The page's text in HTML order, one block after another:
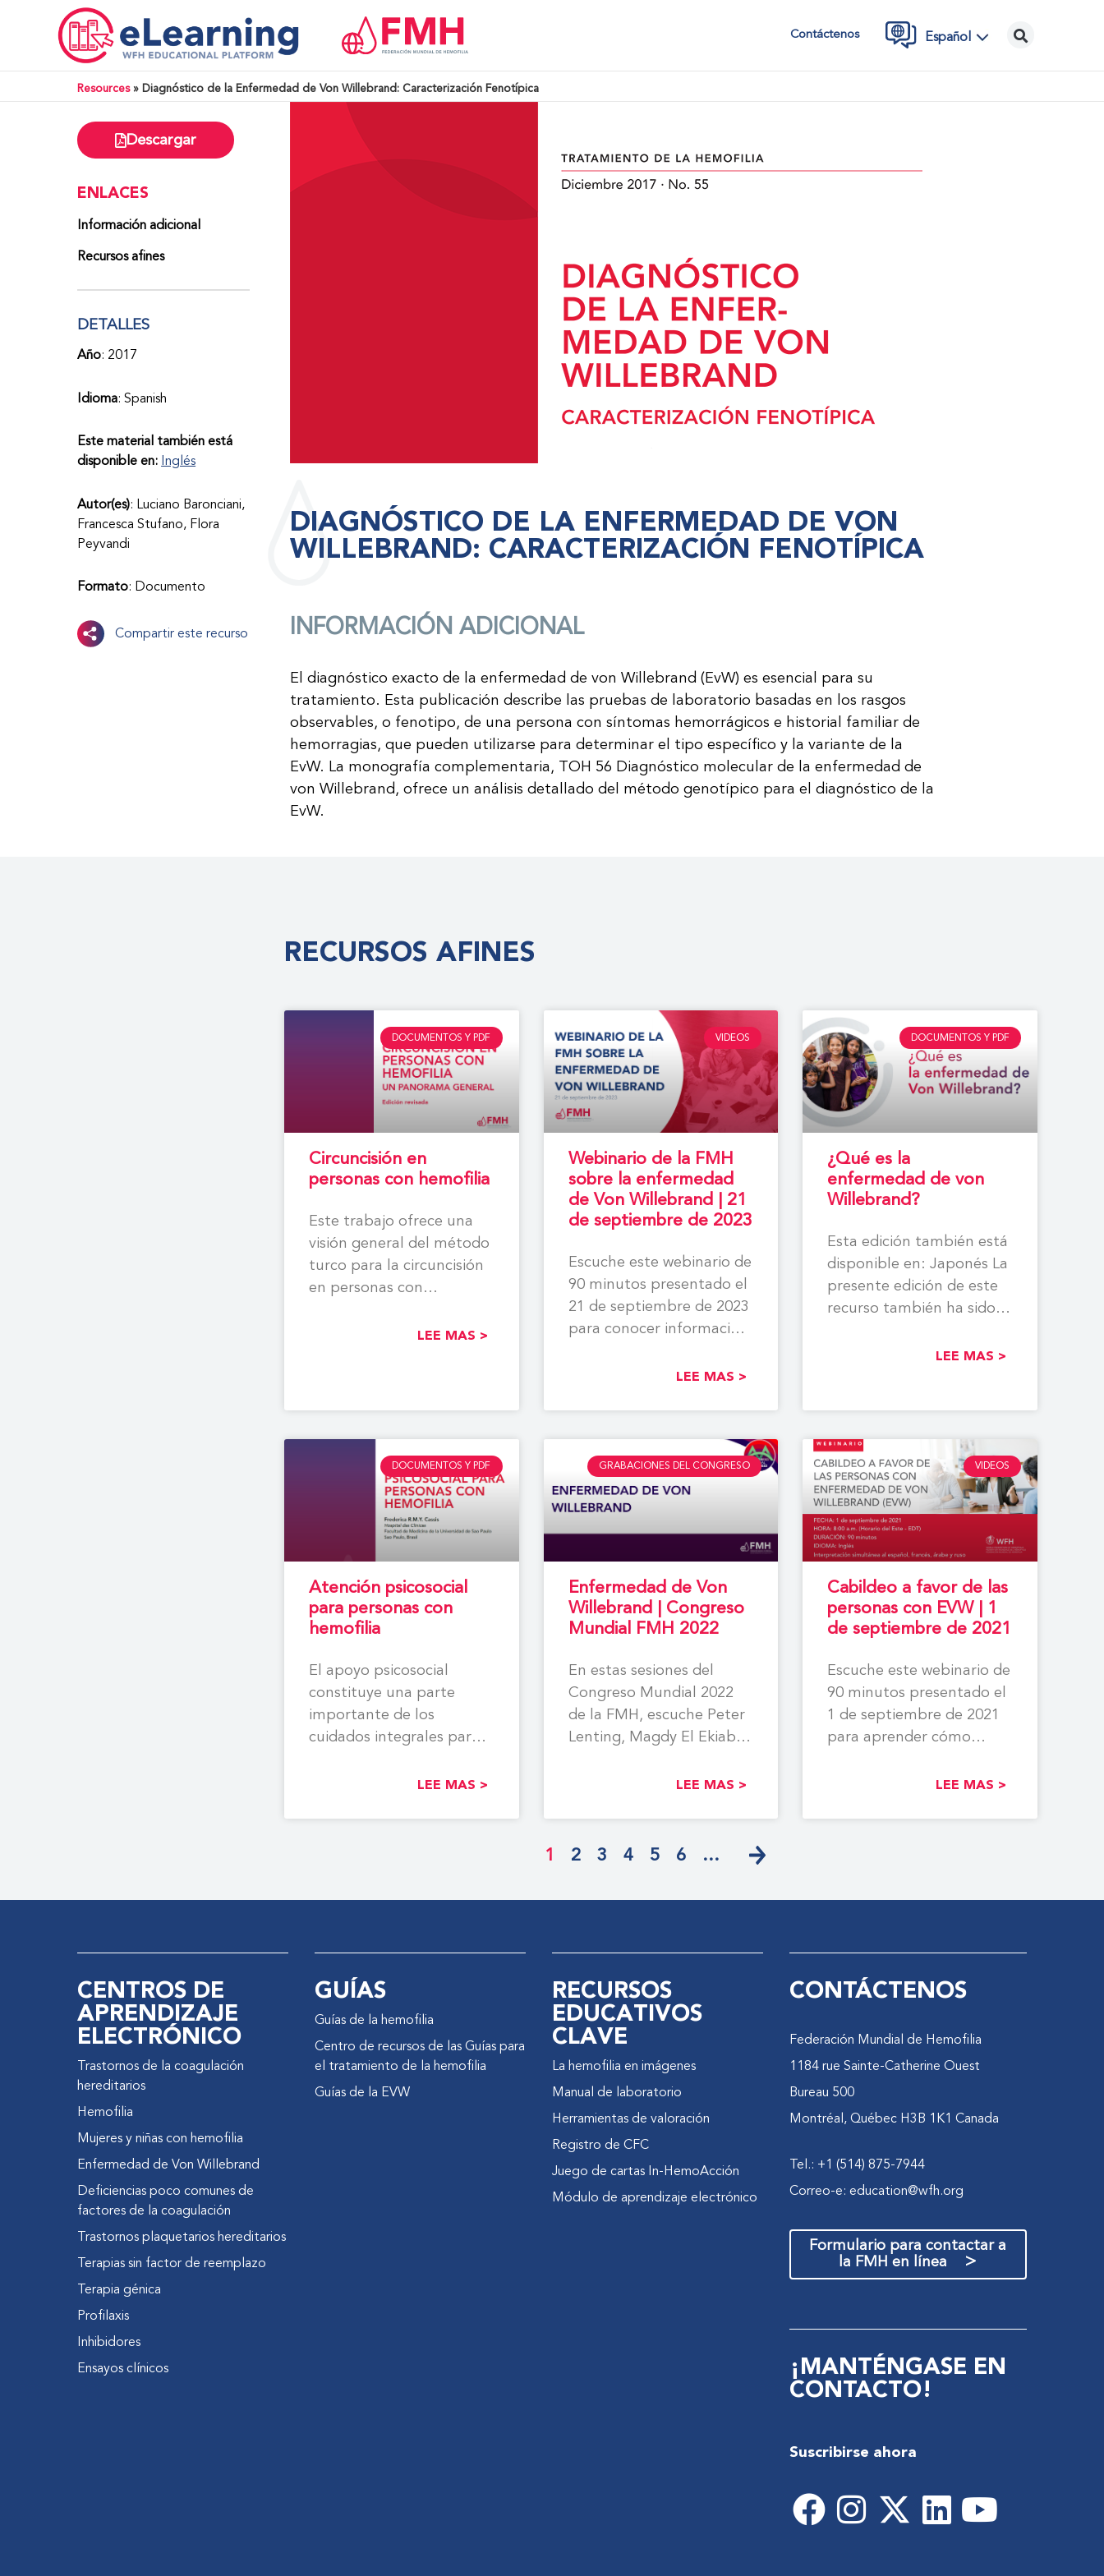
Contáctenos Español
Resources» Diagnóstico de la Enfermedad de Von Willebrand: Caracterización Fenotípica
Descargar
ENLACES
Información adicional
Recursos afines
DETALLES
Año: 2017
Idioma: Spanish
Este material también está
disponible en: Inglés
Autor(es): Luciano Baronciani,
Francesca Stufano, Flora
Peyvandi
Formato: Documento
Compartir este recurso
DIAGNÓSTICO DE LA ENFERMEDAD DE VON
WILLEBRAND: CARACTERIZACIÓN FENOTÍPICA
INFORMACIÓN ADICIONAL
El diagnóstico exacto de la enfermedad de von Willebrand (EvW) es esencial para su
tratamiento. Esta publicación describe las pruebas de laboratorio basadas en los rasgos
observables, o fenotipo, de una persona con síntomas hemorrágicos e historial familiar de
hemorragias, que pueden utilizarse para determinar el tipo específico y la variante de la
EvW. La monografía complementaria, TOH 56 Diagnóstico molecular de la enfermedad de
von Willebrand, ofrece un análisis detallado del método genotípico para el diagnóstico de la
EvW.
RECURSOS AFINES
DOCUMENTOS Y PDF
Circuncisión en
personas con hemofilia
Este trabajo ofrece una
visión general del método
turco para la circuncisión
en personas con
LEE MAS >
VIDEOS
Webinario de la FMH
sobre la enfermedad
de Von Willebrand | 21
de septiembre de 2023
Escuche este webinario de
90 minutos presentado el
21 de septiembre de 2023
para conocer información
LEE MAS >
DOCUMENTOS Y PDF
¿Qué es la
enfermedad de von
Willebrand?
Esta edición también está
disponible en: Japonés La
presente edición de este
recurso también ha sido
LEE MAS >
DOCUMENTOS Y PDF
Atención psicosocial
para personas con
hemofilia
El apoyo psicosocial
constituye una parte
importante de los
cuidados integrales para
objetivo de estaLEE MAS >
GRABACIONES DEL CONGRESO
Enfermedad de Von
Willebrand | Congreso
Mundial FMH 2022
En estas sesiones del
Congreso Mundial 2022
de la FMH, escuche Peter
Lenting, Magdy El Ekiaby,
LEE MAS >
VIDEOS
Cabildeo a favor de las
personas con EVW | 1
de septiembre de 2021
Escuche este webinario de
90 minutos presentado el
1 de septiembre de 2021
para aprender cómo
LEE MAS >
1 2 3 4 5 6 …
CENTROS DE
APRENDIZAJE
ELECTRÓNICO
Trastornos de la coagulación
hereditarios
Hemofilia
Mujeres y niñas con hemofilia
Enfermedad de Von Willebrand
Deficiencias poco comunes de
factores de la coagulación
Trastornos plaquetarios hereditarios
Terapias sin factor de reemplazo
Terapia génica
Profilaxis
Inhibidores
Ensayos clínicos
GUÍAS
Guías de la hemofilia
Centro de recursos de las Guías para
el tratamiento de la hemofilia
Guías de la EVW
RECURSOS
EDUCATIVOS
CLAVE
La hemofilia en imágenes
Manual de laboratorio
Herramientas de valoración
Registro de CFC
Juego de cartas In-HemoAcción
Módulo de aprendizaje electrónico
CONTÁCTENOS
Federación Mundial de Hemofilia
1184 rue Sainte-Catherine Ouest
Bureau 500
Montréal, Québec H3B 1K1 Canada
Tel.: +1 (514) 875-7944
Correo-e: education@wfh.org
Formulario para contactar a
la FMH en línea
>
¡MANTÉNGASE EN
CONTACTO!
Suscribirse ahora